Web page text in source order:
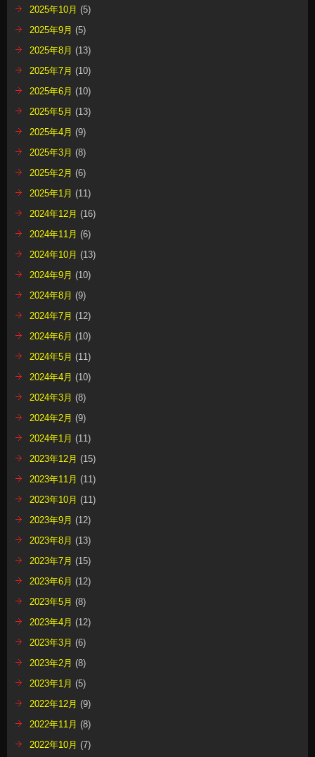
2025年10月 (5)
2025年9月 (5)
2025年8月 (13)
2025年7月 (10)
2025年6月 (10)
2025年5月 (13)
2025年4月 (9)
2025年3月 (8)
2025年2月 (6)
2025年1月 (11)
2024年12月 (16)
2024年11月 (6)
2024年10月 (13)
2024年9月 (10)
2024年8月 (9)
2024年7月 (12)
2024年6月 (10)
2024年5月 (11)
2024年4月 (10)
2024年3月 (8)
2024年2月 (9)
2024年1月 (11)
2023年12月 (15)
2023年11月 (11)
2023年10月 (11)
2023年9月 (12)
2023年8月 (13)
2023年7月 (15)
2023年6月 (12)
2023年5月 (8)
2023年4月 (12)
2023年3月 (6)
2023年2月 (8)
2023年1月 (5)
2022年12月 (9)
2022年11月 (8)
2022年10月 (7)